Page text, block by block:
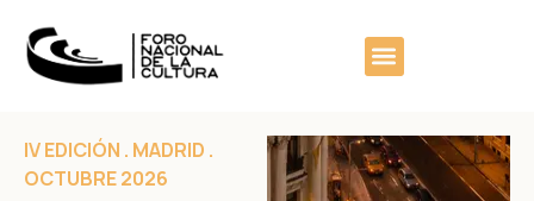
IV EDICIÓN . MADRID .
OCTUBRE 2026